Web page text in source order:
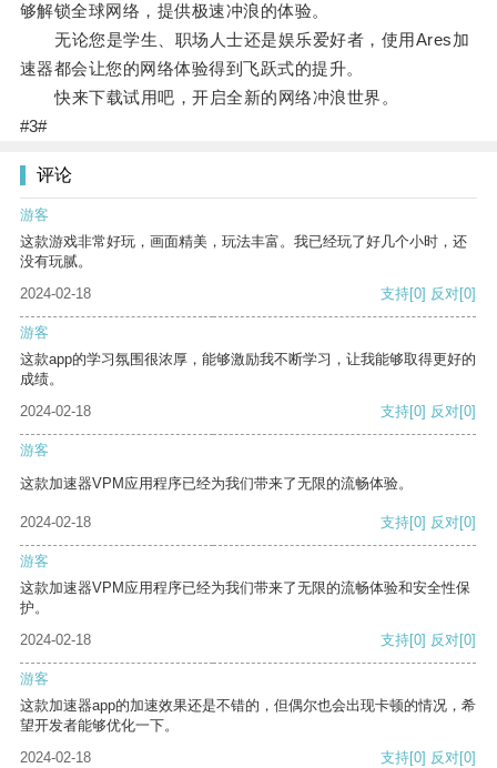
够解锁全球网络，提供极速冲浪的体验。
无论您是学生、职场人士还是娱乐爱好者，使用Ares加
速器都会让您的网络体验得到飞跃式的提升。
快来下载试用吧，开启全新的网络冲浪世界。
#3#
评论
游客
这款游戏非常好玩，画面精美，玩法丰富。我已经玩了好几个小时，还
没有玩腻。
2024-02-18
支持[0] 反对[0]
游客
这款app的学习氛围很浓厚，能够激励我不断学习，让我能够取得更好的
成绩。
2024-02-18
支持[0] 反对[0]
游客
这款加速器VPM应用程序已经为我们带来了无限的流畅体验。
2024-02-18 支持[0] 反对[0]
游客
这款加速器VPM应用程序已经为我们带来了无限的流畅体验和安全性保
护。
2024-02-18
支持[0] 反对[0]
游客
这款加速器app的加速效果还是不错的，但偶尔也会出现卡顿的情况，希
望开发者能够优化一下。
2024-02-18
支持[0] 反对[0]